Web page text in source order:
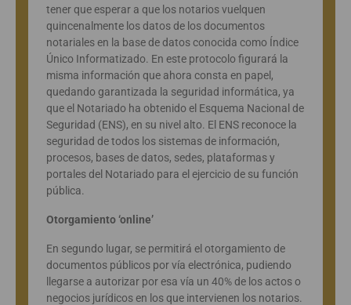
tener que esperar a que los notarios vuelquen
quincenalmente los datos de los documentos
notariales en la base de datos conocida como Índice
Único Informatizado. En este protocolo figurará la
misma información que ahora consta en papel,
quedando garantizada la seguridad informática, ya
que el Notariado ha obtenido el Esquema Nacional de
Seguridad (ENS), en su nivel alto. El ENS reconoce la
seguridad de todos los sistemas de información,
procesos, bases de datos, sedes, plataformas y
portales del Notariado para el ejercicio de su función
pública.
Otorgamiento ‘online’
En segundo lugar, se permitirá el otorgamiento de
documentos públicos por vía electrónica, pudiendo
llegarse a autorizar por esa vía un 40% de los actos o
negocios jurídicos en los que intervienen los notarios.